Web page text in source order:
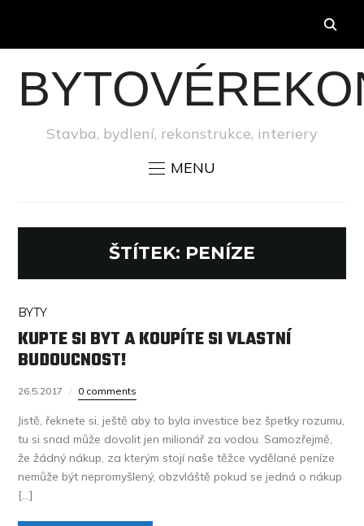
Stavba, bydlení, rekonstrukce, interiery
MENU
ŠTÍTEK: PENÍZE
BYTY
KUPTE SI BYT A KOUPÍTE SI VLASTNÍ
BUDOUCNOST!
26.5.2017 0 comments
Jistě, řeknete si, ještě aby to byla investice bez špetky rozumu,
tu si snad může dovolit jen milionář za vodou. Samozřejmě,
že žádný nákup, za kterým stojí naše těžce vydělané peníze
nemůže být nepromyšlený, obzvláště pokud se jedná o nákup
[…]